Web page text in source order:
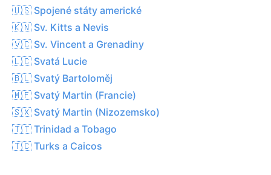
🇺🇸 Spojené státy americké
🇰🇳 Sv. Kitts a Nevis
🇻🇨 Sv. Vincent a Grenadiny
🇱🇨 Svatá Lucie
🇧🇱 Svatý Bartoloměj
🇲🇫 Svatý Martin (Francie)
🇸🇽 Svatý Martin (Nizozemsko)
🇹🇹 Trinidad a Tobago
🇹🇨 Turks a Caicos